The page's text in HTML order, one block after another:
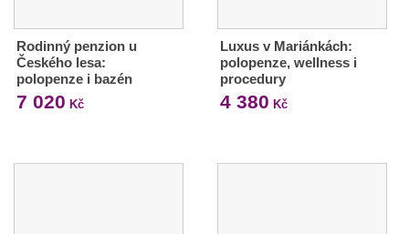
Rodinný penzion u
Českého lesa:
polopenze i bazén
7 020 Kč
Luxus v Mariánkách:
polopenze, wellness i
procedury
4 380 Kč